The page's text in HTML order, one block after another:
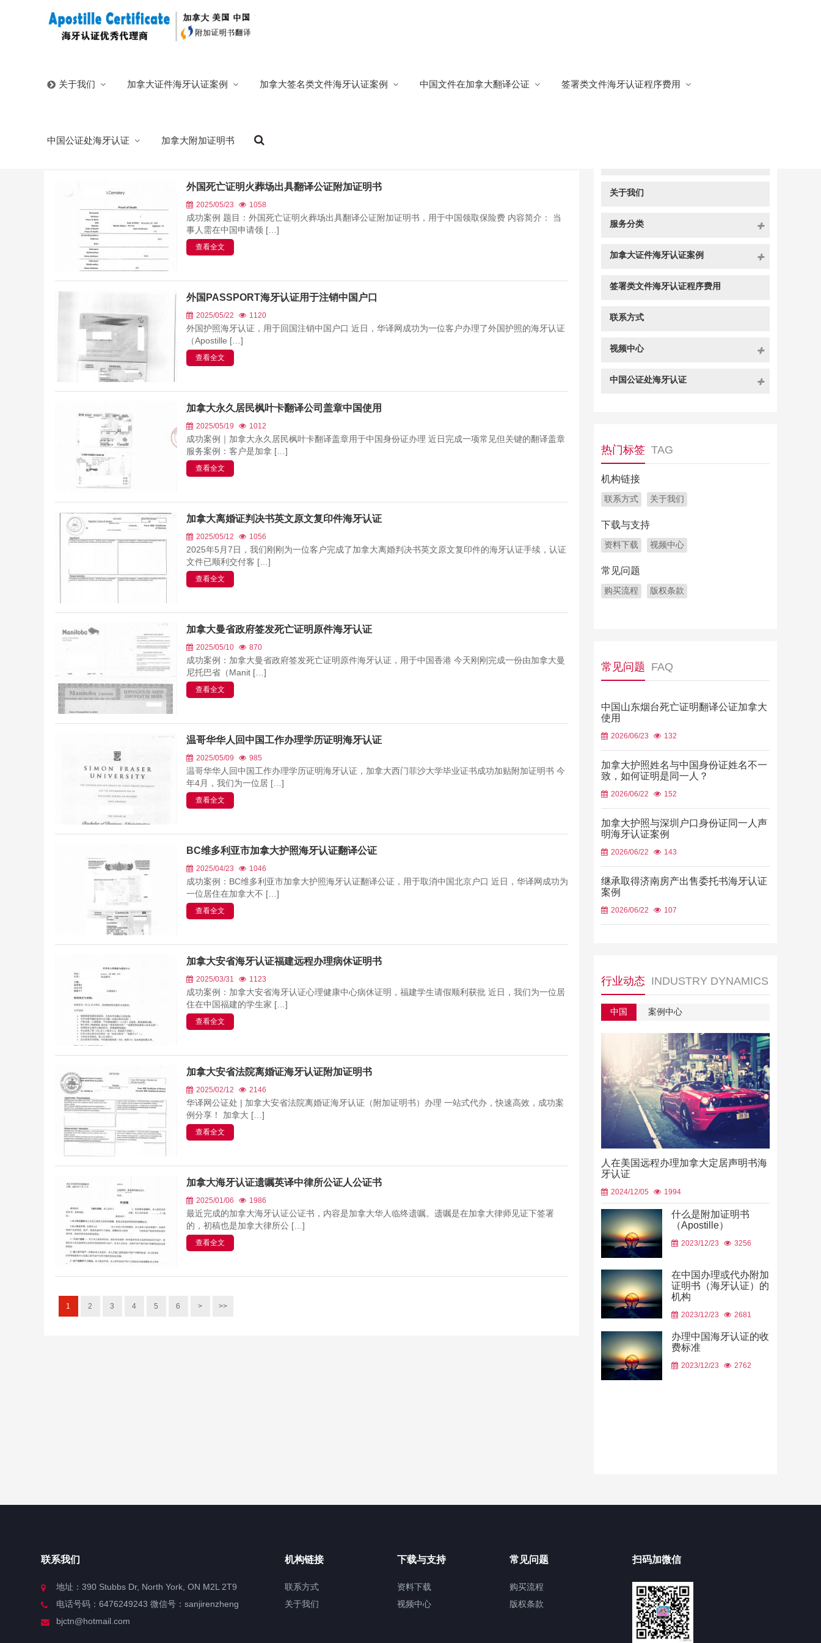
关于我们 加拿大证件海牙认证案例 加拿大签名类文件海牙认证案例 中国文件在加拿大翻译公证 签署类文件海牙认证程序费用
中国公证处海牙认证 加拿大附加证明书
我们代为办理安省政府出具的各种证件的海牙认证，安省居民签署的委托书和声明书的海牙认证
外国死亡证明火葬场出具翻译公证附加证明书
2025/05/23 1058
成功案例 题目：外国死亡证明火葬场出具翻译公证附加证明书，用于中国领取保险费 内容简介： 当
事人需在中国申请领 […]
查看全文
外国PASSPORT海牙认证用于注销中国户口
2025/05/22 1120
外国护照海牙认证，用于回国注销中国户口 近日，华译网成功为一位客户办理了外国护照的海牙认证
（Apostille […]
查看全文
加拿大永久居民枫叶卡翻译公司盖章中国使用
2025/05/19 1012
成功案例｜加拿大永久居民枫叶卡翻译盖章用于中国身份证办理 近日完成一项常见但关键的翻译盖章
服务案例：客户是加拿 […]
查看全文
加拿大离婚证判决书英文原文复印件海牙认证
2025/05/12 1056
2025年5月7日，我们刚刚为一位客户完成了加拿大离婚判决书英文原文复印件的海牙认证手续，认证
文件已顺利交付客 […]
查看全文
加拿大曼省政府签发死亡证明原件海牙认证
2025/05/10 870
成功案例：加拿大曼省政府签发死亡证明原件海牙认证，用于中国香港 今天刚刚完成一份由加拿大曼
尼托巴省（Manit […]
查看全文
温哥华华人回中国工作办理学历证明海牙认证
2025/05/09 985
温哥华华人回中国工作办理学历证明海牙认证，加拿大西门菲沙大学毕业证书成功加贴附加证明书 今
年4月，我们为一位居 […]
查看全文
BC维多利亚市加拿大护照海牙认证翻译公证
2025/04/23 1046
成功案例：BC维多利亚市加拿大护照海牙认证翻译公证，用于取消中国北京户口 近日，华译网成功为
一位居住在加拿大不 […]
查看全文
加拿大安省海牙认证福建远程办理病休证明书
2025/03/31 1123
成功案例：加拿大安省海牙认证心理健康中心病休证明，福建学生请假顺利获批 近日，我们为一位居
住在中国福建的学生家 […]
查看全文
加拿大安省法院离婚证海牙认证附加证明书
2025/02/12 2146
华译网公证处 | 加拿大安省法院离婚证海牙认证（附加证明书）办理 一站式代办，快速高效，成功案
例分享！ 加拿大 […]
查看全文
加拿大海牙认证遗嘱英译中律所公证人公证书
2025/01/06 1986
最近完成的加拿大海牙认证公证书，内容是加拿大华人临终遗嘱。遗嘱是在加拿大律师见证下签署
的，初稿也是加拿大律所公 […]
查看全文
1 2 3 4 5 6 > >>
关于我们
服务分类
加拿大证件海牙认证案例
签署类文件海牙认证程序费用
联系方式
视频中心
中国公证处海牙认证
热门标签 TAG
机构链接
联系方式 关于我们
下载与支持
资料下载 视频中心
常见问题
购买流程 版权条款
常见问题 FAQ
中国山东烟台死亡证明翻译公证加拿大
使用
2026/06/23 132
加拿大护照姓名与中国身份证姓名不一
致，如何证明是同一人？
2026/06/22 152
加拿大护照与深圳户口身份证同一人声
明海牙认证案例
2026/06/22 143
继承取得济南房产出售委托书海牙认证
案例
2026/06/22 107
行业动态 INDUSTRY DYNAMICS
中国 案例中心
人在美国远程办理加拿大定居声明书海
牙认证
2024/12/05 1994
什么是附加证明书
（Apostille）
2023/12/23 3256
在中国办理或代办附加
证明书（海牙认证）的
机构
2023/12/23 2681
办理中国海牙认证的收
费标准
2023/12/23 2762
联系我们
地址：390 Stubbs Dr, North York, ON M2L 2T9
电话号码：6476249243 微信号：sanjirenzheng
bjctn@hotmail.com
机构链接
联系方式
关于我们
下载与支持
资料下载
视频中心
常见问题
购买流程
版权条款
扫码加微信